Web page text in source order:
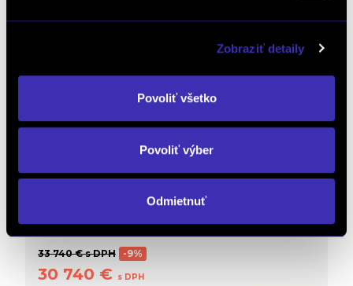
Zobraziť detaily
Povoliť všetko
Povoliť výber
Odmietnuť
Leapmotor B10 Elektromotor DESING
/ Bratislava Mierová
33 740 € s DPH -9%
30 740 € s DPH